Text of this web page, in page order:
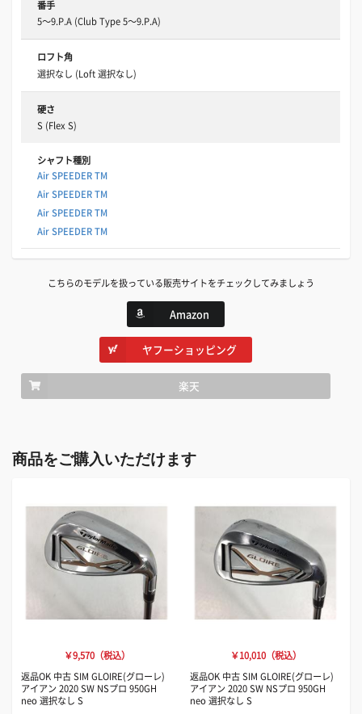
番手
5～9.P.A (Club Type 5～9.P.A)
ロフト角
選択なし (Loft 選択なし)
硬さ
S (Flex S)
シャフト種別
Air SPEEDER TM
Air SPEEDER TM
Air SPEEDER TM
Air SPEEDER TM
こちらのモデルを扱っている販売サイトをチェックしてみましょう
Amazon
ヤフーショッピング
楽天
商品をご購入いただけます
￥9,570（税込）
返品OK 中古 SIM GLOIRE(グローレ)
アイアン 2020 SW NSプロ 950GH
neo 選択なし S
￥10,010（税込）
返品OK 中古 SIM GLOIRE(グローレ)
アイアン 2020 SW NSプロ 950GH
neo 選択なし S